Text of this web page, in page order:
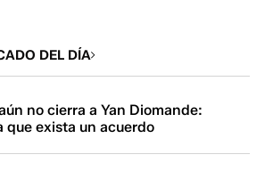
DEL DÍA
no cierra a Yan Diomande:
que exista un acuerdo